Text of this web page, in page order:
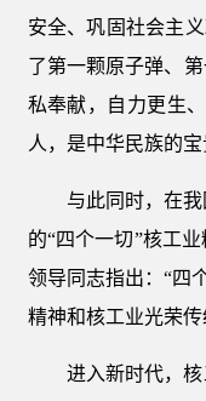
安全、巩固社会主
了第一颗原子弹、
私奉献，自力更生
人，是中华民族的
与此同时，在
的“四个一切”核工
领导同志指出：“四
精神和核工业光荣
进入新时代，